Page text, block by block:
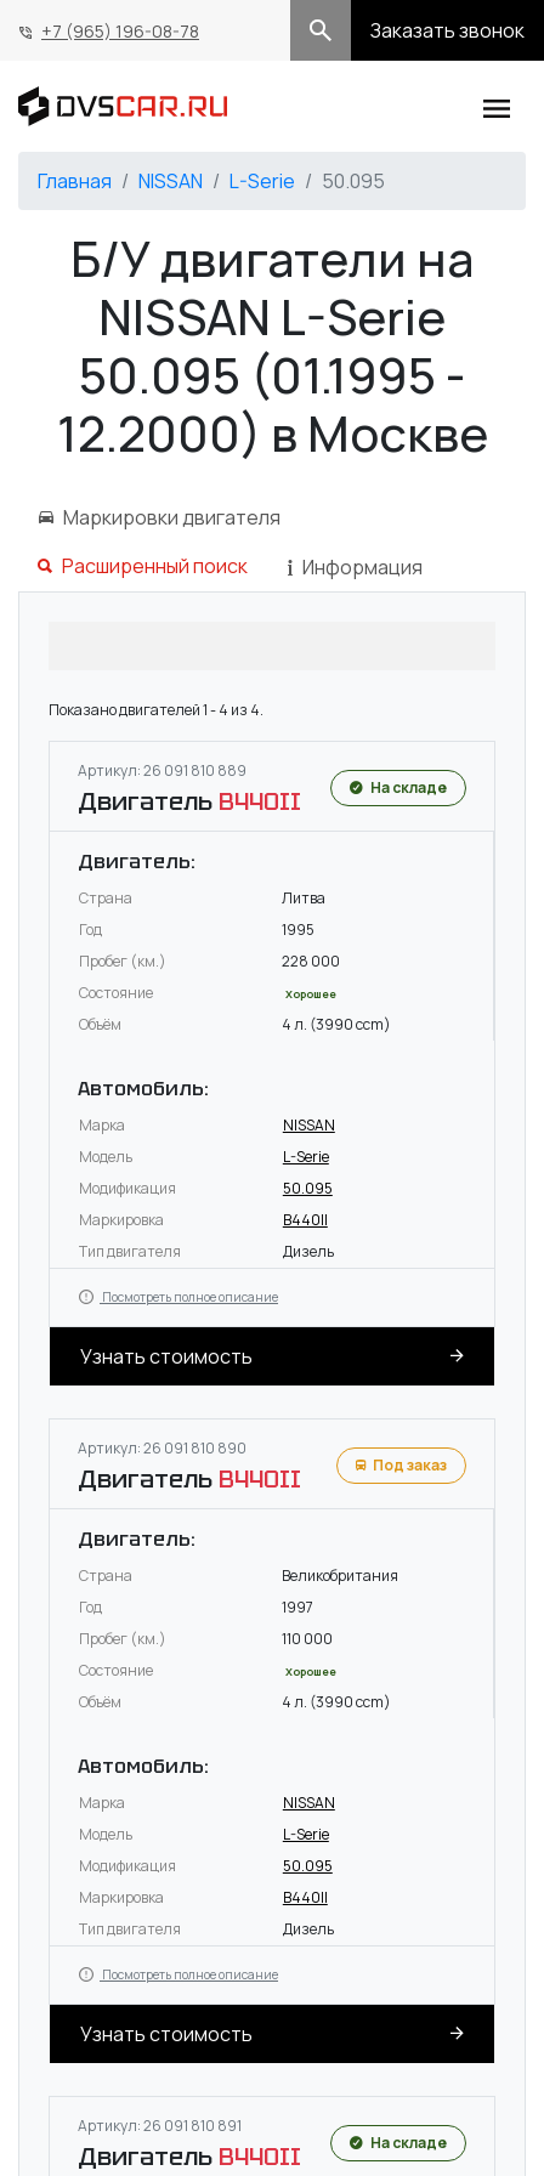
+7 (965) 196-08-78 Заказать звонок
Главная NISSAN L-Serie 50.095
Б/У двигатели на
NISSAN L-Serie
50.095 (01.1995 -
12.2000) в Москве
Маркировки двигателя
Расширенный поиск
Информация
Показано двигателей 1 - 4 из 4.
Артикул: 26 091 810 889
Двигатель B440II На складе
Двигатель:
Страна
Литва
Год
1995
Пробег (км.)
228 000
Состояние
Хорошее
Объём 4 л. (3990 ccm)
Автомобиль:
Марка
NISSAN
Модель
L-Serie
Модификация
50.095
Маркировка
B440II
Тип двигателя
Дизель
Посмотреть полное описание
Узнать стоимость
Артикул: 26 091 810 890
Двигатель B440II Под заказ
Двигатель:
Страна
Великобритания
Год
1997
Пробег (км.)
110 000
Состояние
Хорошее
Объём 4 л. (3990 ccm)
Автомобиль:
Марка
NISSAN
Модель
L-Serie
Модификация
50.095
Маркировка
B440II
Тип двигателя
Дизель
Посмотреть полное описание
Узнать стоимость
Артикул: 26 091 810 891
Двигатель B440II На складе